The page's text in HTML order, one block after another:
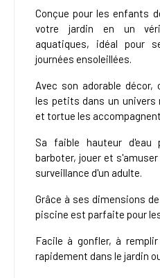
Conçue pour les enfants
votre jardin en un
aquatiques, idéal pour
journées ensoleillées.
Avec son adorable
les petits dans un univers
et tortue les
Sa faible hauteur
barboter, jouer et
surveillance d'un adulte.
Grâce à ses dimensions
piscine est parfaite pour
Facile à gonfler, à
rapidement dans le jardin